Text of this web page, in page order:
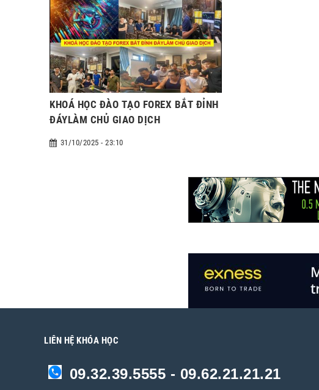
KHOÁ HỌC ĐÀO TẠO FOREX BẮT ĐỈNH
ĐÁYLÀM CHỦ GIAO DỊCH
31/10/2025 - 23:10
LIÊN HỆ KHÓA HỌC
09.32.39.5555 - 09.62.21.21.21